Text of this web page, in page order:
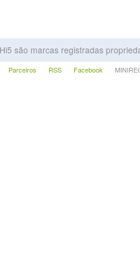
são marcas registradas
Parceiros RSS Facebook